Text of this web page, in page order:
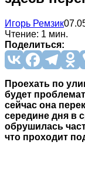
Игорь Ремзик
Чтение: 1 мин.
Поделиться:
Проехать по
будет
сейчас она
середине дня в
обрушилась
что проходит